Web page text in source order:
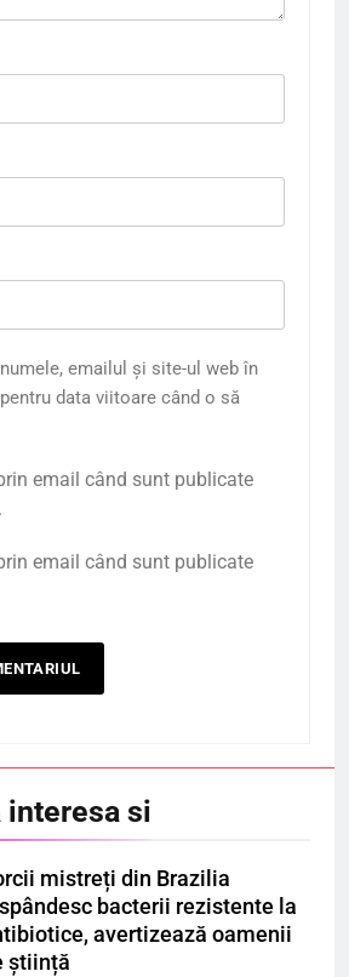
emailul și site-ul web în
data viitoare când o să
email când sunt publicate
email când sunt publicate
interesa si
mistreți din Brazilia
bacterii rezistente la
avertizează oamenii
știință